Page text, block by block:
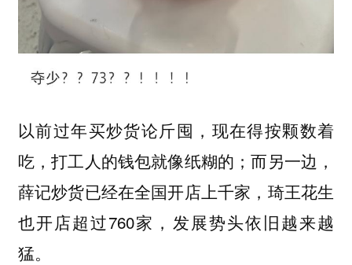
以前过年买炒货论斤囤，现在得按颗数着
吃，打工人的钱包就像纸糊的；而另一边，
薛记炒货已经在全国开店上千家，琦王花生
也开店超过760家，发展势头依旧越来越
猛。